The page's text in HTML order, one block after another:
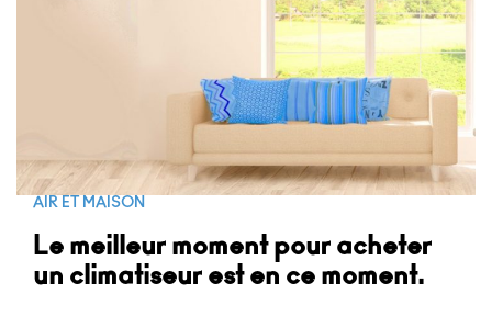
AIR ET MAISON
Le meilleur moment pour acheter
un climatiseur est en ce moment.